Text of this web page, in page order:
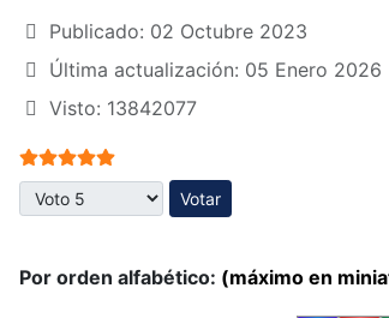
Publicado: 02 Octubre 2023
Última actualización: 05 Enero 2026
Visto: 13842077
Ratio:5/5
Por favor, vote
Por orden alfabético: (máximo en